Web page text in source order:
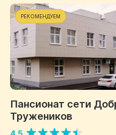
РЕКОМЕНДУЕМ
Пансионат сети
Тружеников